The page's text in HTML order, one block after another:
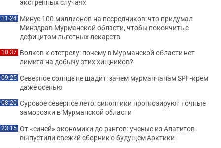
экстренных случаях
11:24 Минус 100 миллионов на посредников: что придумал
Минздрав Мурманской области, чтобы покончить с
дефицитом льготных лекарств
10:37 Волков к отстрелу: почему в Мурманской области нет
лимита на добычу этих хищников?
09:25 Северное солнце не щадит: зачем мурманчанам SPF-крем
даже осенью
08:20 Суровое северное лето: синоптики прогнозируют ночные
заморозки в Мурманской области
23:15 От «синей» экономики до рангов: ученые из Апатитов
выпустили свежий сборник о будущем Арктики